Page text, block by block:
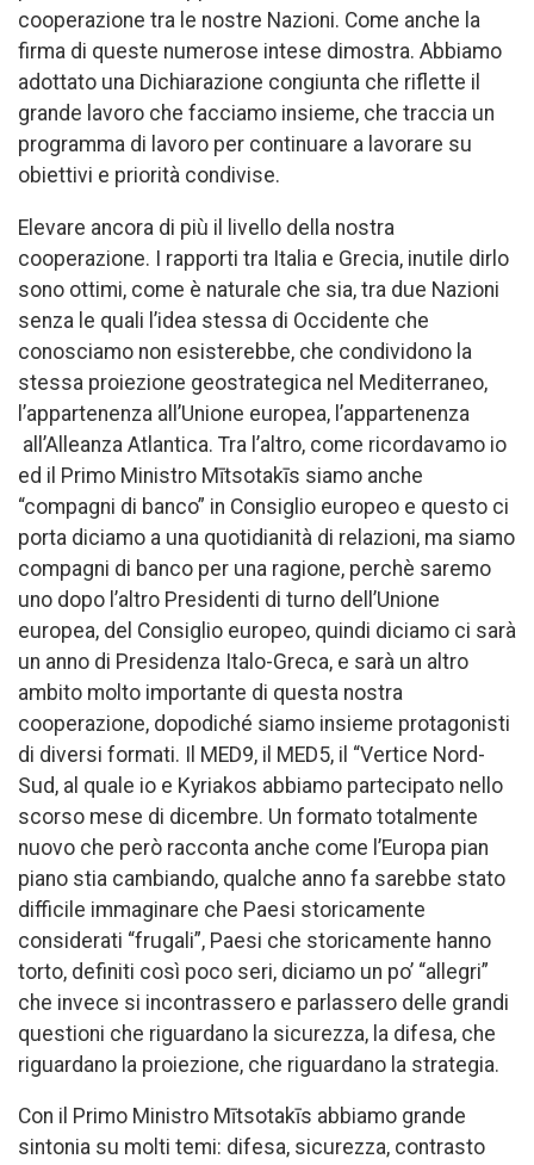
cooperazione tra le nostre Nazioni. Come anche la
firma di queste numerose intese dimostra. Abbiamo
adottato una Dichiarazione congiunta che riflette il
grande lavoro che facciamo insieme, che traccia un
programma di lavoro per continuare a lavorare su
obiettivi e priorità condivise.
Elevare ancora di più il livello della nostra
cooperazione. I rapporti tra Italia e Grecia, inutile dirlo
sono ottimi, come è naturale che sia, tra due Nazioni
senza le quali l’idea stessa di Occidente che
conosciamo non esisterebbe, che condividono la
stessa proiezione geostrategica nel Mediterraneo,
l’appartenenza all’Unione europea, l’appartenenza
all’Alleanza Atlantica. Tra l’altro, come ricordavamo io
ed il Primo Ministro Mītsotakīs siamo anche
“compagni di banco” in Consiglio europeo e questo ci
porta diciamo a una quotidianità di relazioni, ma siamo
compagni di banco per una ragione, perchè saremo
uno dopo l’altro Presidenti di turno dell’Unione
europea, del Consiglio europeo, quindi diciamo ci sarà
un anno di Presidenza Italo-Greca, e sarà un altro
ambito molto importante di questa nostra
cooperazione, dopodiché siamo insieme protagonisti
di diversi formati. Il MED9, il MED5, il “Vertice Nord-
Sud, al quale io e Kyriakos abbiamo partecipato nello
scorso mese di dicembre. Un formato totalmente
nuovo che però racconta anche come l’Europa pian
piano stia cambiando, qualche anno fa sarebbe stato
difficile immaginare che Paesi storicamente
considerati “frugali”, Paesi che storicamente hanno
torto, definiti così poco seri, diciamo un po’ “allegri”
che invece si incontrassero e parlassero delle grandi
questioni che riguardano la sicurezza, la difesa, che
riguardano la proiezione, che riguardano la strategia.
Con il Primo Ministro Mītsotakīs abbiamo grande
sintonia su molti temi: difesa, sicurezza, contrasto